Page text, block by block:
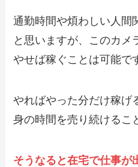
通勤時間や煩わしい人間
と思いますが、このカメ
やせば稼ぐことは可能で
やればやった分だけ稼げ
身の時間を売り続けるこ
そうなると在宅で仕事が